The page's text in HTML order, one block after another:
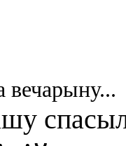
вечарыну...